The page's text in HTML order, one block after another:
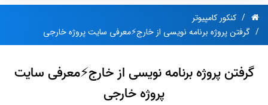
کنکور کامپیوتر
گرفتن پروژه برنامه نویسی از خارج⚡️معرفی سایت پروژه خارجی
گرفتن پروژه برنامه نویسی از خارج⚡️معرفی سایت
پروژه خارجی